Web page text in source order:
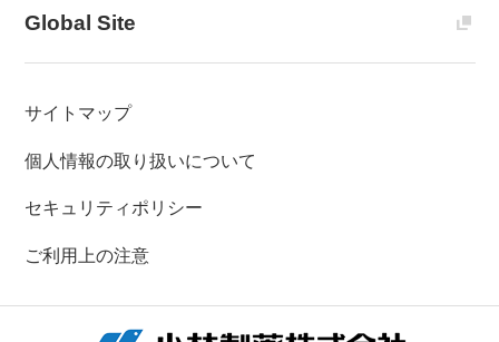
Global Site
サイトマップ
個人情報の取り扱いについて
セキュリティポリシー
ご利用上の注意